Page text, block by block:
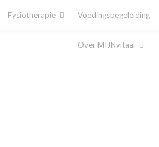
Fysiotherapie Voedingsbegeleiding
Over MIJNvitaal